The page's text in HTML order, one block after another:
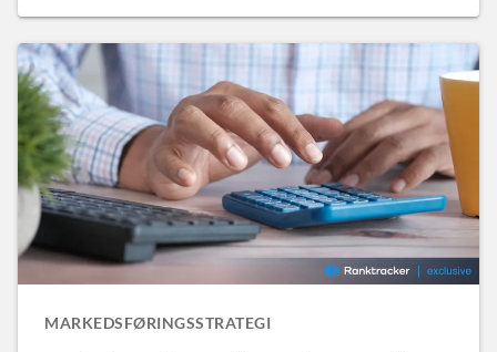
MARKEDSFØRINGSSTRATEGI